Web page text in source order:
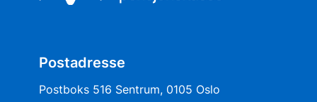
Postadresse
Postboks 516 Sentrum, 0105 Oslo